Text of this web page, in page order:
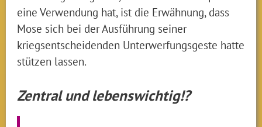
eine Verwendung hat, ist die Erwähnung, dass
Mose sich bei der Ausführung seiner
kriegsentscheidenden Unterwerfungsgeste hatte
stützen lassen.
Zentral und lebenswichtig!?